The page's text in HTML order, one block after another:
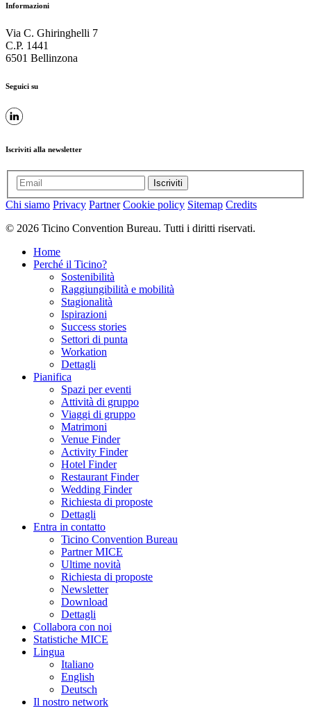
Informazioni
Via C. Ghiringhelli 7
C.P. 1441
6501 Bellinzona
Seguici su
Iscriviti alla newsletter
Iscriviti
Chi siamo Privacy Partner Cookie policy Sitemap Credits
© 2026 Ticino Convention Bureau. Tutti i diritti riservati.
Home
Perché il Ticino?
Sostenibilità
Raggiungibilità e mobilità
Stagionalità
Ispirazioni
Success stories
Settori di punta
Workation
Dettagli
Pianifica
Spazi per eventi
Attività di gruppo
Viaggi di gruppo
Matrimoni
Venue Finder
Activity Finder
Hotel Finder
Restaurant Finder
Wedding Finder
Richiesta di proposte
Dettagli
Entra in contatto
Ticino Convention Bureau
Partner MICE
Ultime novità
Richiesta di proposte
Newsletter
Download
Dettagli
Collabora con noi
Statistiche MICE
Lingua
Italiano
English
Deutsch
Il nostro network